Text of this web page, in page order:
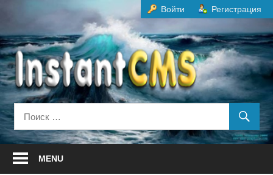
содержанию
Войти Регистрация
MENU